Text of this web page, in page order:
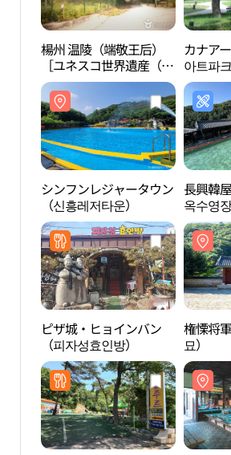
楊州 温陵（端敬王后）
［ユネスコ世界遺産（文
化遺産）］（양주 온릉
（단경왕후）[유네스코
세계문화유산]）
カナア
아트파크
シンフンレジャータウン
（신흥레저타운）
長興韓
옥수영장
ピザ城・ヒョインバン
（피자성효인방）
権慄将
묘）